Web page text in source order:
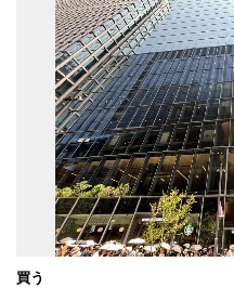
買う